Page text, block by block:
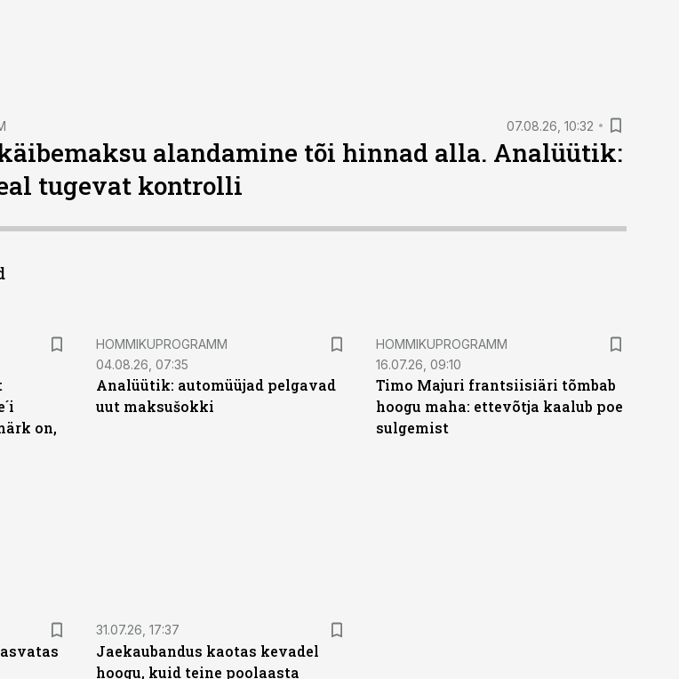
07.08.26, 10:32
alandamine tõi hinnad alla. Analüütik:
tugevat kontrolli
on,
HOMMIKUPROGRAMM
04.08.26, 07:35
Analüütik: automüüjad pelgavad
uut maksušokki
HOMMIKUPROGRAMM
16.07.26, 09:10
Timo Majuri frantsiisiäri tõmbab
hoogu maha: ettevõtja kaalub poe
sulgemist
31.07.26, 17:37
Jaekaubandus kaotas kevadel
hoogu, kuid teine poolaasta